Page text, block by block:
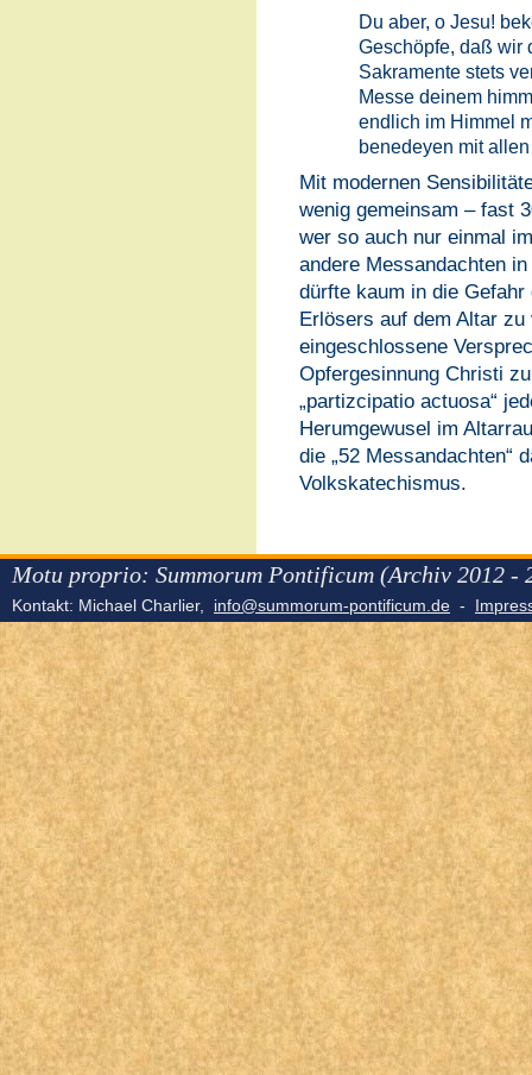
Du aber, o Jesu!
Geschöpfe, daß wir
Sakramente stets
Messe deinem
endlich im Himmel
benedeyen mit
Mit modernen
wenig gemeinsam – fast
wer so auch nur einmal
andere Messandachten
dürfte kaum in die
Erlösers auf dem Altar
eingeschlossene
Opfergesinnung Christi
„partizcipatio actuosa“
Herumgewusel im
die „52 Messandachten“
Volkskatechismus.
Motu proprio: Summorum Pontificum (Archiv 2012 -
Kontakt: Michael Charlier, info@summorum-pontificum.de -